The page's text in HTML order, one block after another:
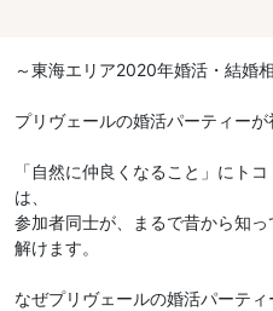
～東海エリア2020年婚活・結婚
プリヴェールの婚活パーティーが
「自然に仲良くなること」にト
は、
参加者同士が、まるで昔から知
解けます。
なぜプリヴェールの婚活パーテ